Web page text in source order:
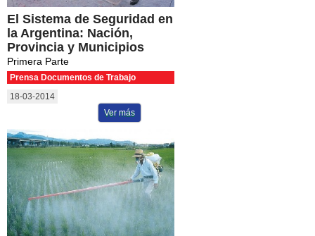
El Sistema de Seguridad en
la Argentina: Nación,
Provincia y Municipios
Primera Parte
Prensa Documentos de Trabajo
18-03-2014
Ver más